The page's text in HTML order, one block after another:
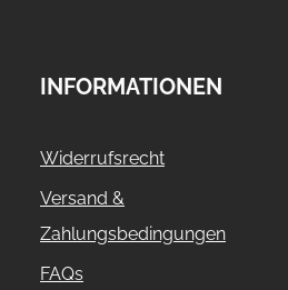
INFORMATIONEN
Widerrufsrecht
Versand &
Zahlungsbedingungen
FAQs